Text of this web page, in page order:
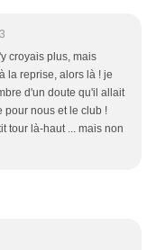
croyais plus, mais
la reprise, alors là ! je
d'un doute qu'il allait
pour nous et le club !
tour là-haut ... mais non